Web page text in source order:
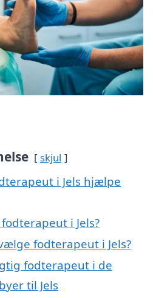
skjul
i Jels hjælpe
i Jels?
fodterapeut i Jels?
fodterapeut i de
til Jels